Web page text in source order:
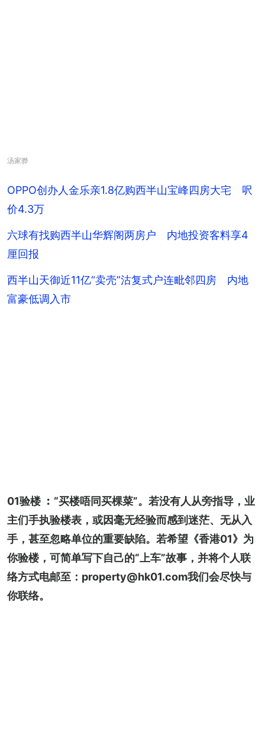
汤家骅
OPPO创办人金乐亲1.8亿购西半山宝峰四房大宅 呎
价4.3万
六球有找购西半山华辉阁两房户 内地投资客料享4
厘回报
西半山天御近11亿“卖壳”沽复式户连毗邻四房 内地
富豪低调入市
01验楼 ︰“买楼唔同买棵菜”。若没有人从旁指导，业
主们手执验楼表，或因毫无经验而感到迷茫、无从入
手，甚至忽略单位的重要缺陷。若希望《香港01》为
你验楼，可简单写下自己的“上车”故事，并将个人联
络方式电邮至：property@hk01.com我们会尽快与
你联络。